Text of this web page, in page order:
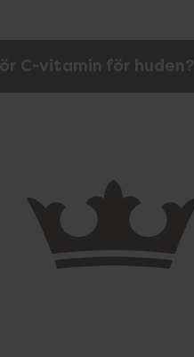
C-vitamin för huden?